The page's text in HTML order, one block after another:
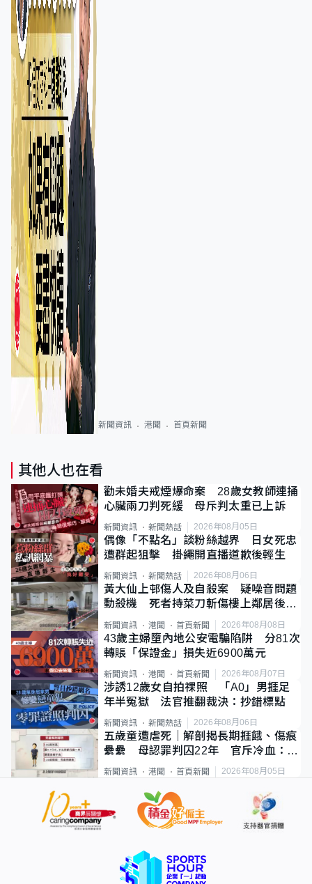
新聞資訊 港聞 首頁新聞
其他人也在看
勸未婚夫戒煙爆命案 28歲女教師連捅
心臟兩刀判死緩 母斥判太重已上訴
新聞資訊 新聞熱話 2026年08月05日
偶像「不點名」談粉絲越界 日女死忠
遭群起狙擊 掛繩開直播道歉後輕生
新聞資訊 新聞熱話 2026年08月06日
黃大仙上邨傷人及自殺案 疑噪音問題
動殺機 死者持菜刀斬傷樓上鄰居後墮
新聞資訊 港聞 首頁新聞 2026年08月08日
43歲主婦墮內地公安電騙陷阱 分81次
轉賬「保證金」損失近6900萬元
新聞資訊 港聞 首頁新聞 2026年08月07日
涉誘12歲女自拍祼照 「A0」男捱足
年半冤獄 法官推翻裁決：抄錯標點
新聞資訊 新聞熱話 2026年08月06日
五歲童遭虐死｜解剖揭長期捱餓、傷痕
纍纍 母認罪判囚22年 官斥冷血：同
類案最惡劣
新聞資訊 港聞 首頁新聞 2026年08月05日